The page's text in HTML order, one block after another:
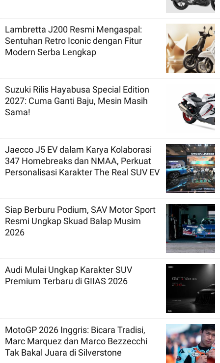
Lambretta J200 Resmi Mengaspal:
Sentuhan Retro Iconic dengan Fitur
Modern Serba Lengkap
Suzuki Rilis Hayabusa Special Edition
2027: Cuma Ganti Baju, Mesin Masih
Sama!
Jaecco J5 EV dalam Karya Kolaborasi
347 Homebreaks dan NMAA, Perkuat
Personalisasi Karakter The Real SUV EV
Siap Berburu Podium, SAV Motor Sport
Resmi Ungkap Skuad Balap Musim
2026
Audi Mulai Ungkap Karakter SUV
Premium Terbaru di GIIAS 2026
MotoGP 2026 Inggris: Bicara Tradisi,
Marc Marquez dan Marco Bezzecchi
Tak Bakal Juara di Silverstone